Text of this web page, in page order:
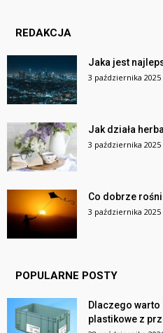
REDAKCJA
Jaka jest
3 października 2025
Jak działa
3 października 2025
Co dobrze
3 października 2025
POPULARNE POSTY
Dlaczego
plastikowe z